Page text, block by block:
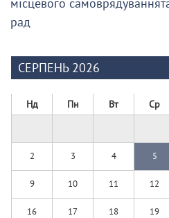
рад
СЕРПЕНЬ 2026
Нд Пн Вт Ср
2 3 4 5
9 10 11 12
16 17 18 19